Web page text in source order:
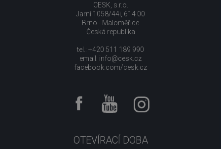
CESK, s.r.o.
Jarní 1058/44i, 614 00
Brno - Maloměřice
Česká republika
tel.: +420 511 189 990
email: info@cesk.cz
facebook.com/cesk.cz
OTEVÍRACÍ DOBA